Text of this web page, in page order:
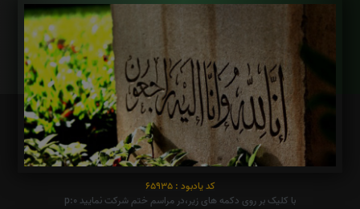
کد یادبود : 65935
با کلیک بر روی دکمه های زیر،در مراسم ختم شرکت نمایید p:0